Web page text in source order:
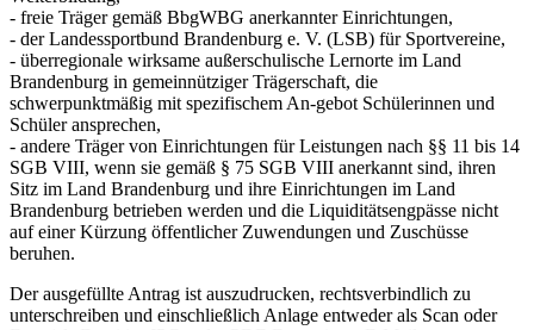
- freie Träger gemäß BbgWBG anerkannter Einrichtungen,
- der Landessportbund Brandenburg e. V. (LSB) für Sportvereine,
- überregionale wirksame außerschulische Lernorte im Land
Brandenburg in gemeinnütziger Trägerschaft, die
schwerpunktmäßig mit spezifischem An-gebot Schülerinnen und
Schüler ansprechen,
- andere Träger von Einrichtungen für Leistungen nach §§ 11 bis 14
SGB VIII, wenn sie gemäß § 75 SGB VIII anerkannt sind, ihren
Sitz im Land Brandenburg und ihre Einrichtungen im Land
Brandenburg betrieben werden und die Liquiditätsengpässe nicht
auf einer Kürzung öffentlicher Zuwendungen und Zuschüsse
beruhen.
Der ausgefüllte Antrag ist auszudrucken, rechtsverbindlich zu
unterschreiben und einschließlich Anlage entweder als Scan oder